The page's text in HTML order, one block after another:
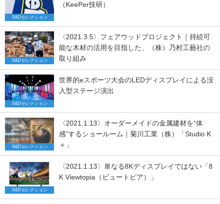
S&Dセレクション
（KeePer技研）
S&Dセレクション
〈2021.3.5〉フェアウッドプロジェクト｜持続可
能な木材の活用を目指した、（株）乃村工藝社の
取り組み
S&Dセレクション
世界的eスポーツ大会のLEDディスプレイによる没
入型ステージ演出
S&Dセレクション
〈2021.1.13〉オーダーメイドの金属建材を“体
感”するショールーム｜菊川工業（株）「Studio K
＋」
S&Dセレクション
〈2021.1.13〉単なる8Kディスプレイではない「8
K Viewtopia（ビュートピア）」